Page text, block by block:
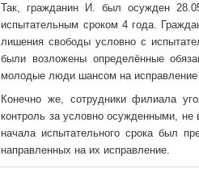
Так, гражданин И. был осужден
испытательным сроком 4 года.
лишения свободы условно с
были возложены определённые
молодые люди шансом на исправление
Конечно же, сотрудники филиала
контроль за условно осужденными, не
начала испытательного срока был
направленных на их исправление.